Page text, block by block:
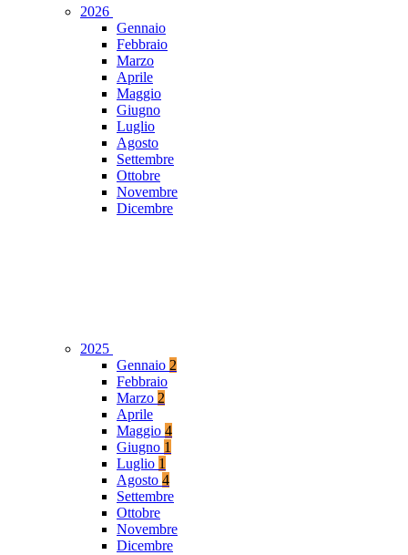
2026
Gennaio
Febbraio
Marzo
Aprile
Maggio
Giugno
Luglio
Agosto
Settembre
Ottobre
Novembre
Dicembre
2025
Gennaio 2
Febbraio
Marzo 2
Aprile
Maggio 4
Giugno 1
Luglio 1
Agosto 4
Settembre
Ottobre
Novembre
Dicembre